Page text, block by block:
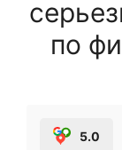
по
5.0